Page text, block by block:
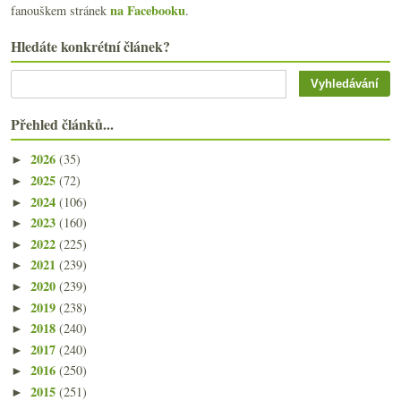
fanouškem stránek na Facebooku.
Hledáte konkrétní článek?
Přehled článků...
► 2026 (35)
► 2025 (72)
► 2024 (106)
► 2023 (160)
► 2022 (225)
► 2021 (239)
► 2020 (239)
► 2019 (238)
► 2018 (240)
► 2017 (240)
► 2016 (250)
► 2015 (251)